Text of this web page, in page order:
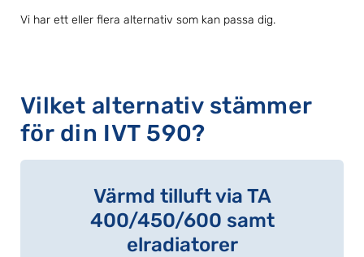
Vi har ett eller flera alternativ som kan passa dig.
Vilket alternativ stämmer
för din IVT 590?
Värmd tilluft via TA
400/450/600 samt
elradiatorer